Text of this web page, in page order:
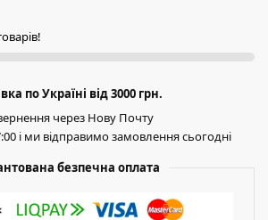
по Україні від 3000 грн.
через Нову Почту
і ми відправимо замовлення сьогодні
безпечна оплата